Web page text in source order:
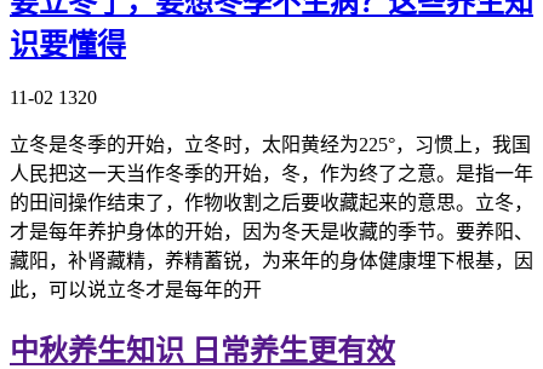
识要懂得
11-02 1320
立冬是冬季的开始，立冬时，太阳黄经为225°，习惯上，我国
人民把这一天当作冬季的开始，冬，作为终了之意。是指一年
的田间操作结束了，作物收割之后要收藏起来的意思。立冬，
才是每年养护身体的开始，因为冬天是收藏的季节。要养阳、
藏阳，补肾藏精，养精蓄锐，为来年的身体健康埋下根基，因
此，可以说立冬才是每年的开
中秋养生知识 日常养生更有效